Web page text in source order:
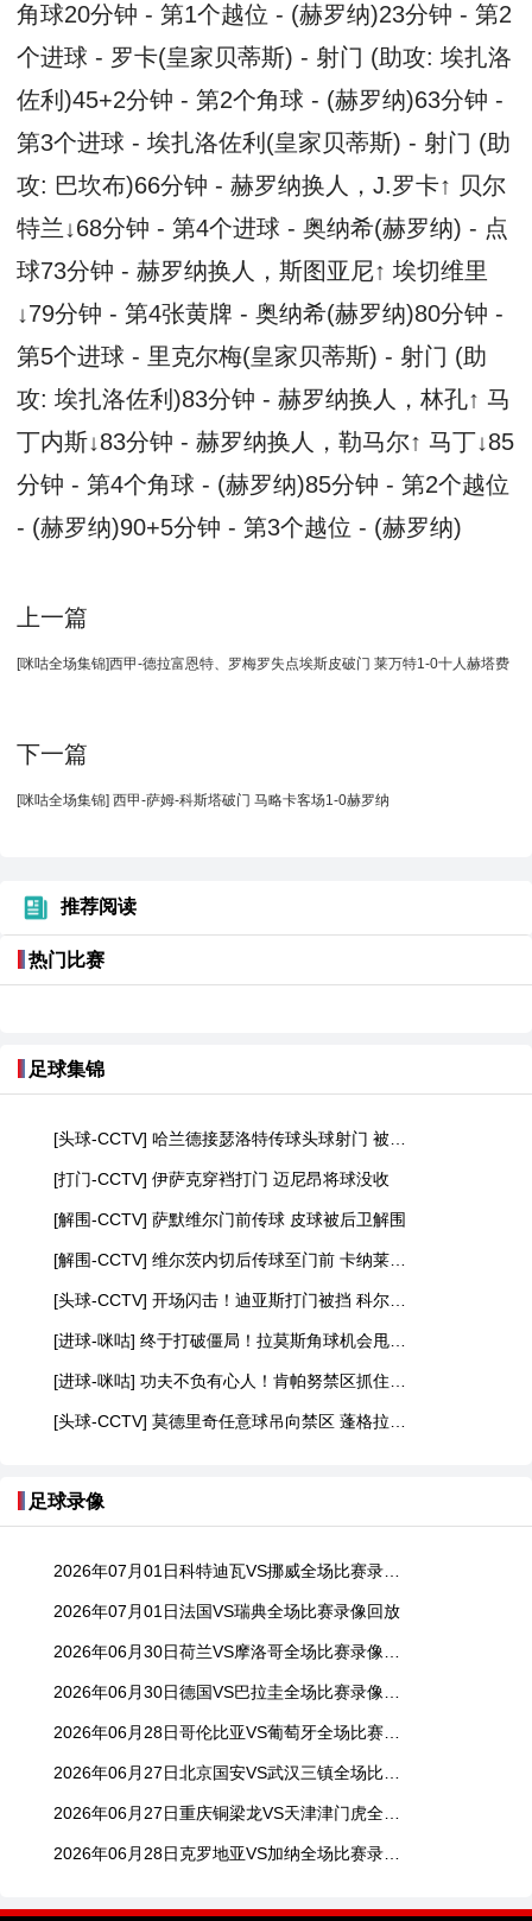
角球20分钟 - 第1个越位 - (赫罗纳)23分钟 - 第2
个进球 - 罗卡(皇家贝蒂斯) - 射门 (助攻: 埃扎洛
佐利)45+2分钟 - 第2个角球 - (赫罗纳)63分钟 -
第3个进球 - 埃扎洛佐利(皇家贝蒂斯) - 射门 (助
攻: 巴坎布)66分钟 - 赫罗纳换人，J.罗卡↑ 贝尔
特兰↓68分钟 - 第4个进球 - 奥纳希(赫罗纳) - 点
球73分钟 - 赫罗纳换人，斯图亚尼↑ 埃切维里
↓79分钟 - 第4张黄牌 - 奥纳希(赫罗纳)80分钟 -
第5个进球 - 里克尔梅(皇家贝蒂斯) - 射门 (助
攻: 埃扎洛佐利)83分钟 - 赫罗纳换人，林孔↑ 马
丁内斯↓83分钟 - 赫罗纳换人，勒马尔↑ 马丁↓85
分钟 - 第4个角球 - (赫罗纳)85分钟 - 第2个越位
- (赫罗纳)90+5分钟 - 第3个越位 - (赫罗纳)
上一篇
[咪咕全场集锦]西甲-德拉富恩特、罗梅罗失点埃斯皮破门 莱万特1-0十人赫塔费
下一篇
[咪咕全场集锦] 西甲-萨姆-科斯塔破门 马略卡客场1-0赫罗纳
推荐阅读
热门比赛
足球集锦
[头球-CCTV] 哈兰德接瑟洛特传球头球射门 被门将没收
[打门-CCTV] 伊萨克穿裆打门 迈尼昂将球没收
[解围-CCTV] 萨默维尔门前传球 皮球被后卫解围
[解围-CCTV] 维尔茨内切后传球至门前 卡纳莱极限解围
[头球-CCTV] 开场闪击！迪亚斯打门被挡 科尔多瓦头球顶高
[进球-咪咕] 终于打破僵局！拉莫斯角球机会甩头破门
[进球-咪咕] 功夫不负有心人！肯帕努禁区抓住机会死角破门
[头球-CCTV] 莫德里奇任意球吊向禁区 蓬格拉契奇头球射门顶高
足球录像
2026年07月01日科特迪瓦VS挪威全场比赛录像回放
2026年07月01日法国VS瑞典全场比赛录像回放
2026年06月30日荷兰VS摩洛哥全场比赛录像回放
2026年06月30日德国VS巴拉圭全场比赛录像回放
2026年06月28日哥伦比亚VS葡萄牙全场比赛录像回放
2026年06月27日北京国安VS武汉三镇全场比赛录像回放
2026年06月27日重庆铜梁龙VS天津津门虎全场比赛录像回放
2026年06月28日克罗地亚VS加纳全场比赛录像回放